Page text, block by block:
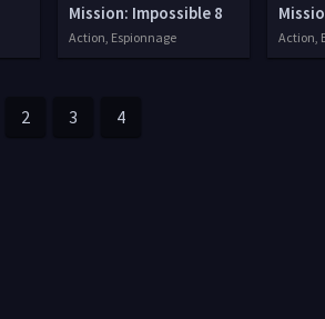
Mission: Impossible 8
Action, Espionnage Action,
2 3 4